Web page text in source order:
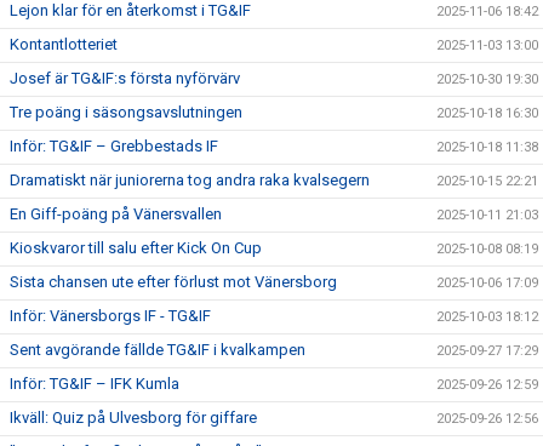
Lejon klar för en återkomst i TG&IF 2025-11-06 18:42
Kontantlotteriet 2025-11-03 13:00
Josef är TG&IF:s första nyförvärv 2025-10-30 19:30
Tre poäng i säsongsavslutningen 2025-10-18 16:30
Inför: TG&IF – Grebbestads IF 2025-10-18 11:38
Dramatiskt när juniorerna tog andra raka kvalsegern 2025-10-15 22:21
En Giff-poäng på Vänersvallen 2025-10-11 21:03
Kioskvaror till salu efter Kick On Cup 2025-10-08 08:19
Sista chansen ute efter förlust mot Vänersborg 2025-10-06 17:09
Inför: Vänersborgs IF - TG&IF 2025-10-03 18:12
Sent avgörande fällde TG&IF i kvalkampen 2025-09-27 17:29
Inför: TG&IF – IFK Kumla 2025-09-26 12:59
Ikväll: Quiz på Ulvesborg för giffare 2025-09-26 12:56